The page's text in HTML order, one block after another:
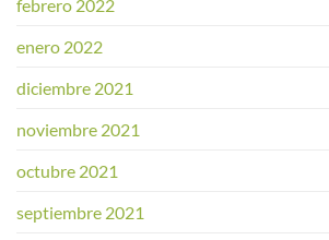
febrero 2022
enero 2022
diciembre 2021
noviembre 2021
octubre 2021
septiembre 2021